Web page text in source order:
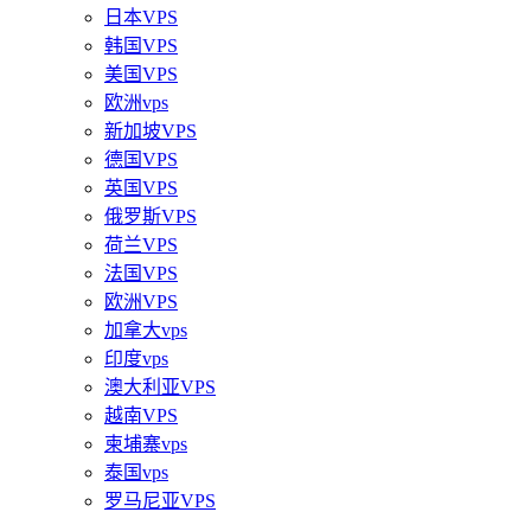
日本VPS
韩国VPS
美国VPS
欧洲vps
新加坡VPS
德国VPS
英国VPS
俄罗斯VPS
荷兰VPS
法国VPS
欧洲VPS
加拿大vps
印度vps
澳大利亚VPS
越南VPS
柬埔寨vps
泰国vps
罗马尼亚VPS